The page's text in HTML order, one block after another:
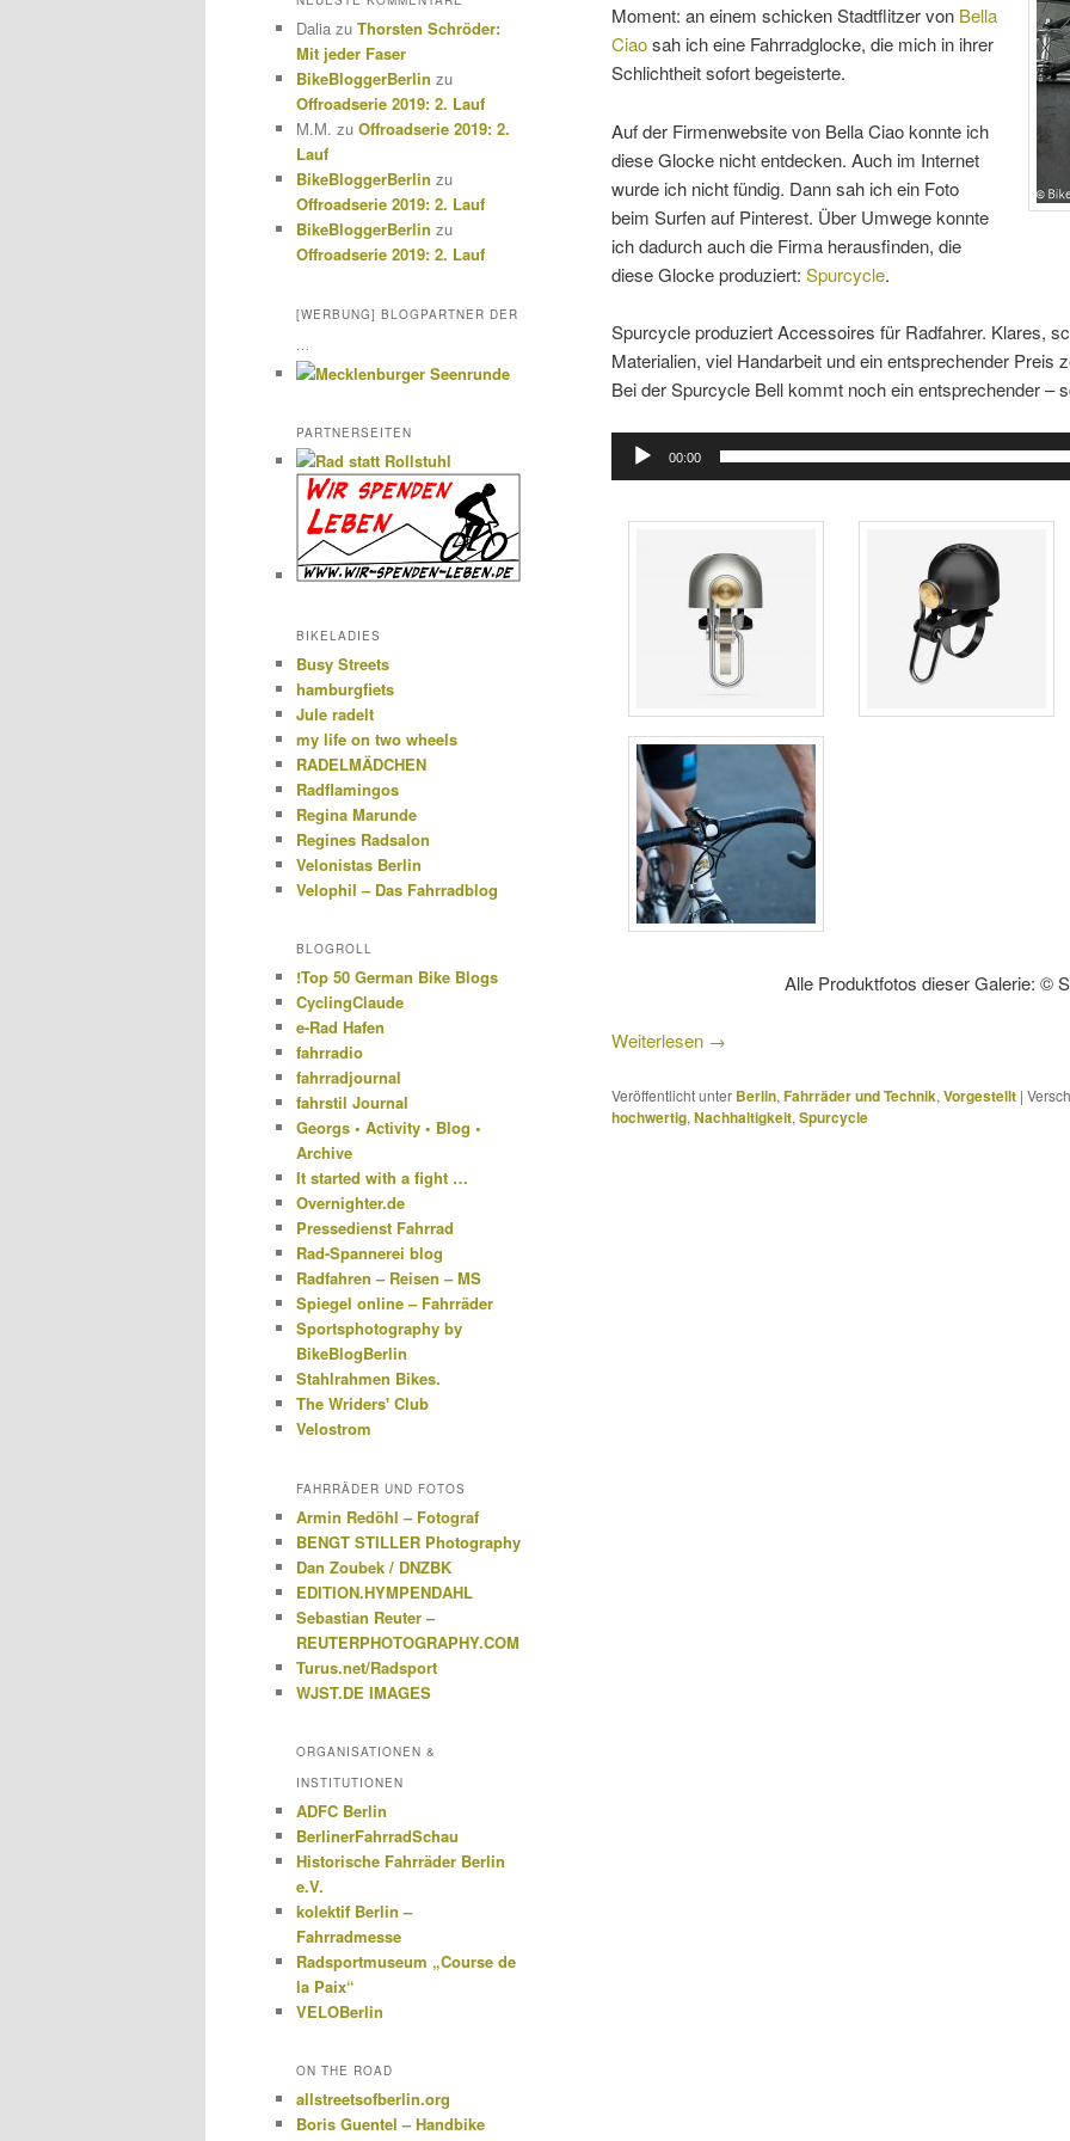
Moment: an einem schicken Stadtflitzer von Bella
Ciaosah ich eine Fahrradglocke, die mich in ihrer
Schlichtheit sofort begeisterte.
Auf der Firmenwebsite von Bella Ciao konnte ich
diese Glocke nicht entdecken. Auch im Internet
wurde ich nicht fündig. Dann sah ich ein Foto
beim Surfen auf Pinterest. Über Umwege konnte
ich dadurch auch die Firma herausfinden, die
diese Glocke produziert: Spurcycle.
Spurcycle produziert Accessoires für Radfahrer. Klares,
Materialien, viel Handarbeit und ein entsprechender Preis
Bei der Spurcycle Bell kommt noch ein entsprechender –
Audio-
Player
00:00
Alle Produktfotos dieser Galerie: ©
Weiterlesen →
Veröffentlicht unter Berlin, Fahrräder und Technik, Vorgestellt |
hochwertig, Nachhaltigkeit, Spurcycle
Dalia zu Thorsten Schröder:
Mit jeder Faser
BikeBloggerBerlin zu
Offroadserie 2019: 2. Lauf
M.M. zu Offroadserie 2019: 2.
Lauf
BikeBloggerBerlin zu
Offroadserie 2019: 2. Lauf
BikeBloggerBerlin zu
Offroadserie 2019: 2. Lauf
[WERBUNG] BLOGPARTNER DER
PARTNERSEITEN
BIKELADIES
Busy Streets
hamburgfiets
Jule radelt
my life on two wheels
RADELMÄDCHEN
Radflamingos
Regina Marunde
Regines Radsalon
Velonistas Berlin
Velophil – Das Fahrradblog
BLOGROLL
!Top 50 German Bike Blogs
CyclingClaude
e-Rad Hafen
fahrradio
fahrradjournal
fahrstil Journal
Georgs • Activity • Blog •
Archive
It started with a fight …
Overnighter.de
Pressedienst Fahrrad
Rad-Spannerei blog
Radfahren – Reisen – MS
Spiegel online – Fahrräder
Sportsphotography by
BikeBlogBerlin
Stahlrahmen Bikes.
The Wriders' Club
Velostrom
FAHRRÄDER UND FOTOS
Armin Redöhl – Fotograf
BENGT STILLER Photography
Dan Zoubek / DNZBK
EDITION.HYMPENDAHL
Sebastian Reuter –
REUTERPHOTOGRAPHY.COM
Turus.net/Radsport
WJST.DE IMAGES
ORGANISATIONEN &
INSTITUTIONEN
ADFC Berlin
BerlinerFahrradSchau
Historische Fahrräder Berlin
e.V.
kolektif Berlin –
Fahrradmesse
Radsportmuseum „Course de
la Paix“
VELOBerlin
ON THE ROAD
allstreetsofberlin.org
Boris Guentel – Handbike